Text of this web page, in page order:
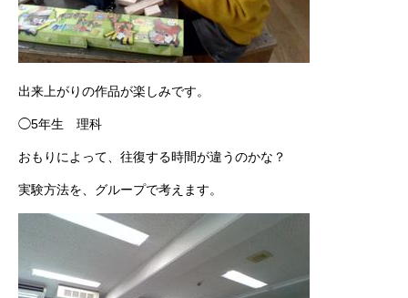
出来上がりの作品が楽しみです。
◯5年生 理科
おもりによって、往復する時間が違うのかな？
実験方法を、グループで考えます。